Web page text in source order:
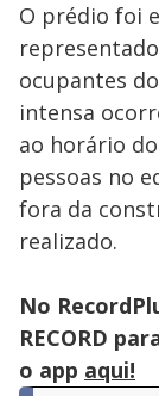
O prédio foi
ocupantes
intensa
ao horário
pessoas no
fora da
realizado.
No
RECORD
o app aqui!